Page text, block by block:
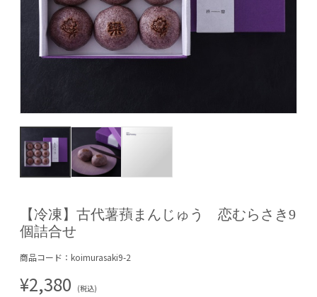
【冷凍】古代薯蕷まんじゅう 恋むらさき9
個詰合せ
商品コード：koimurasaki9-2
¥2,380 (税込)